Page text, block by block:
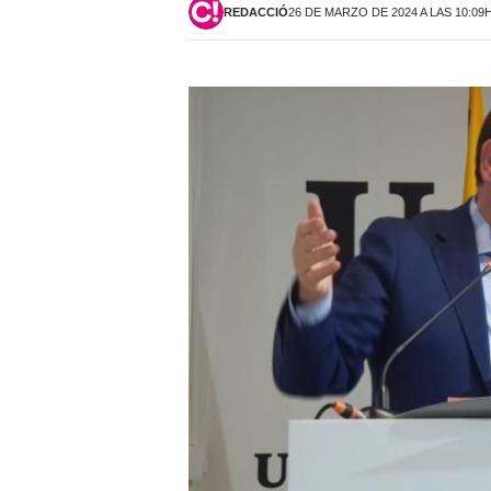
REDACCIÓ26 DE MARZO DE 2024 A LAS